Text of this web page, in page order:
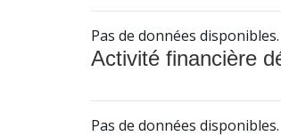
Pas de données disponibles.
Activité financière
Pas de données disponibles.